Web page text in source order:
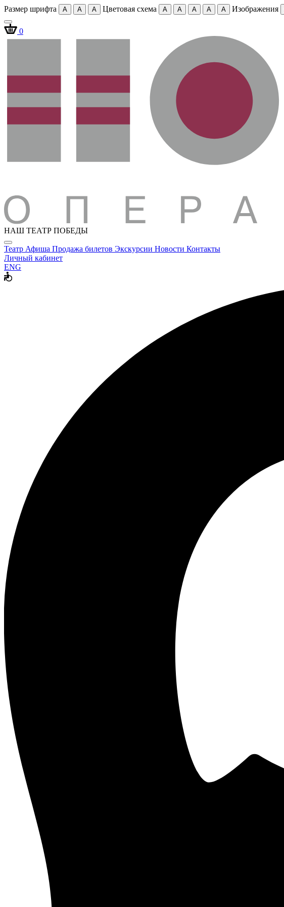
Размер шрифта A A A Цветовая схема A A A A A Изображения
0
НАШ ТЕАТР ПОБЕДЫ
Театр Афиша Продажа билетов Экскурсии Новости Контакты
Личный кабинет
ENG